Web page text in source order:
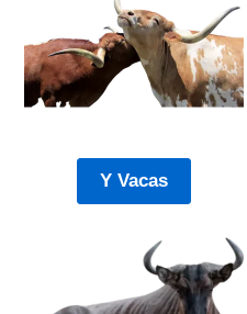
Y Vacas